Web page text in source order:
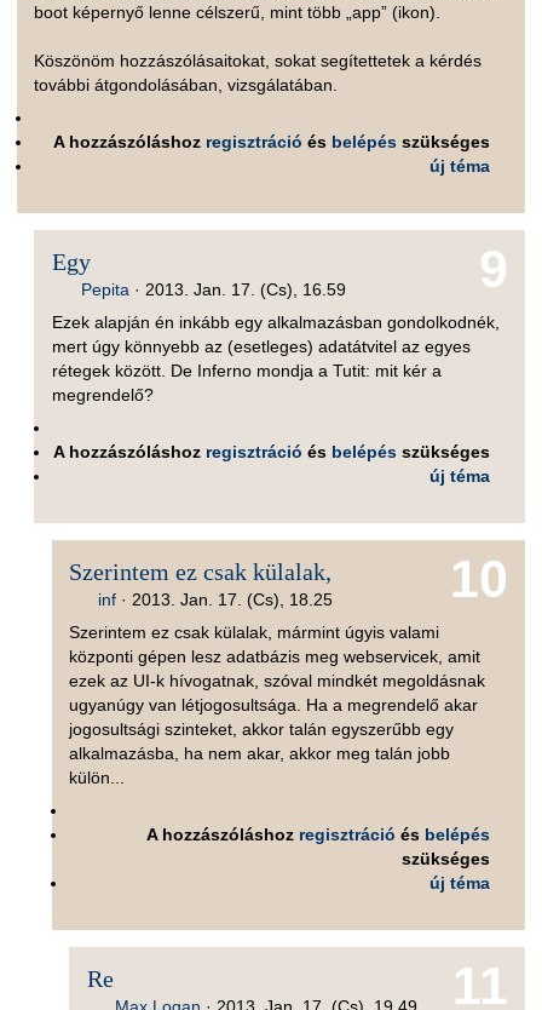
boot képernyő lenne célszerű, mint több „app” (ikon).
Köszönöm hozzászólásaitokat, sokat segítettetek a kérdés
további átgondolásában, vizsgálatában.
A hozzászóláshoz regisztráció és belépés szükséges
új téma
9
Egy
Pepita · 2013. Jan. 17. (Cs), 16.59
Ezek alapján én inkább egy alkalmazásban gondolkodnék,
mert úgy könnyebb az (esetleges) adatátvitel az egyes
rétegek között. De Inferno mondja a Tutit: mit kér a
megrendelő?
A hozzászóláshoz regisztráció és belépés szükséges
új téma
10
Szerintem ez csak külalak,
inf· 2013. Jan. 17. (Cs), 18.25
Szerintem ez csak külalak, mármint úgyis valami
központi gépen lesz adatbázis meg webservicek, amit
ezek az UI-k hívogatnak, szóval mindkét megoldásnak
ugyanúgy van létjogosultsága. Ha a megrendelő akar
jogosultsági szinteket, akkor talán egyszerűbb egy
alkalmazásba, ha nem akar, akkor meg talán jobb
külön...
A hozzászóláshoz regisztráció és belépés
szükséges
új téma
11
Re
Max Logan · 2013. Jan. 17. (Cs), 19.49